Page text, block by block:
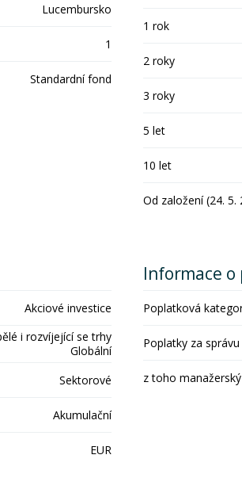
Lucembursko
1
Standardní fond
1 rok
2 roky
3 roky
5 let
10 let
Od založení (24. 5.
Akciové investice
i rozvíjející se trhy
Globální
Sektorové
Akumulační
EUR
Informace
Poplatková
Poplatky za správu
z toho